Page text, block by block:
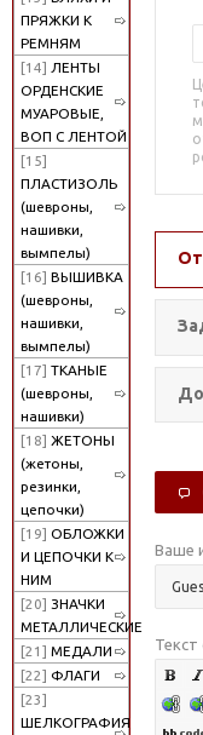
ПРЯЖКИ К
РЕМНЯМ
[14] ЛЕНТЫ
ОРДЕНСКИЕ
МУАРОВЫЕ,
ВОП С ЛЕНТОЙ
[15]
ПЛАСТИЗОЛЬ
(шевроны,
нашивки,
вымпелы)
[16] ВЫШИВКА
(шевроны,
нашивки,
вымпелы)
[17] ТКАНЫЕ
(шевроны,
нашивки)
[18] ЖЕТОНЫ
(жетоны,
резинки,
цепочки)
[19] ОБЛОЖКИ
И ЦЕПОЧКИ К
НИМ
[20] ЗНАЧКИ
МЕТАЛЛИЧЕСКИЕ
[21] МЕДАЛИ
[22] ФЛАГИ
[23]
ШЕЛКОГРАФИЯ
Ваше